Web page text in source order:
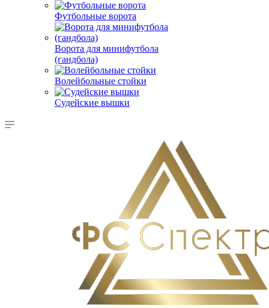
Футбольные ворота
Ворота для минифутбола
(гандбола)
Волейбольные стойки
Судейские вышки